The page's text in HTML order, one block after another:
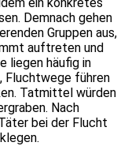
Demnach gehen
Gruppen aus,
auftreten und
liegen häufig in
Fluchtwege führen
Tatmittel würden
Nach
bei der Flucht